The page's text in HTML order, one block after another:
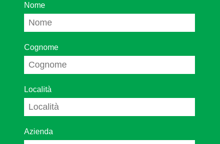
Nome
Cognome
Località
Azienda